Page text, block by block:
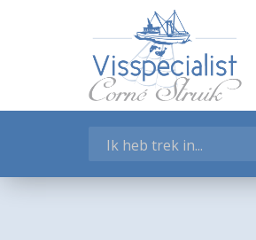
Gerookte Visspecialiteiten
Kant-en-klaar
Schelpdieren
Verse vissoorten